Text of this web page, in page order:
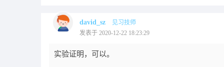
david_sz
见习技师
发表于 2020-12-22 18:23:29
实验证明，可以。